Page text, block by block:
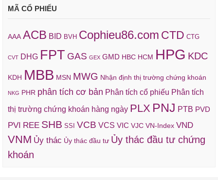
MÃ CỔ PHIẾU
AAA ACB BID BVH Cophieu86.com CTD CTG
CVT DHG FPT GAS GEX GMD HBC HCM HPG KDC
KDH MBB MSN MWG Nhận định thị trường chứng khoán
NKG PHR phân tích cơ bản Phân tích cổ phiếu Phân tích
thị trường chứng khoán hàng ngày PLX PNJ PTB PVD
PVI REE SHB SSI VCB VCS VIC VJC VN-Index VND
VNM Ủy thác Ủy thác đầu tư Ủy thác đầu tư chứng
khoán